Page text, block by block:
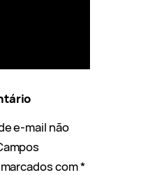
e-mail não
com*